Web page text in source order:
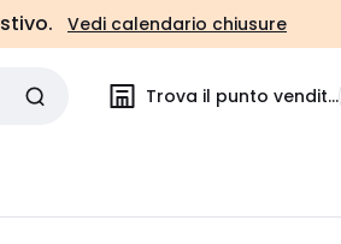
Vedi calendario chiusure
Trova il punto vendita